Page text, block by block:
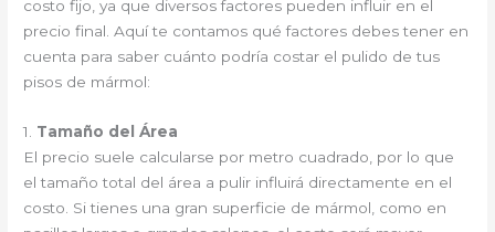
costo fijo, ya que diversos factores pueden influir en el
precio final. Aquí te contamos qué factores debes tener en
cuenta para saber cuánto podría costar el pulido de tus
pisos de mármol:
1. Tamaño del Área
El precio suele calcularse por metro cuadrado, por lo que
el tamaño total del área a pulir influirá directamente en el
costo. Si tienes una gran superficie de mármol, como en